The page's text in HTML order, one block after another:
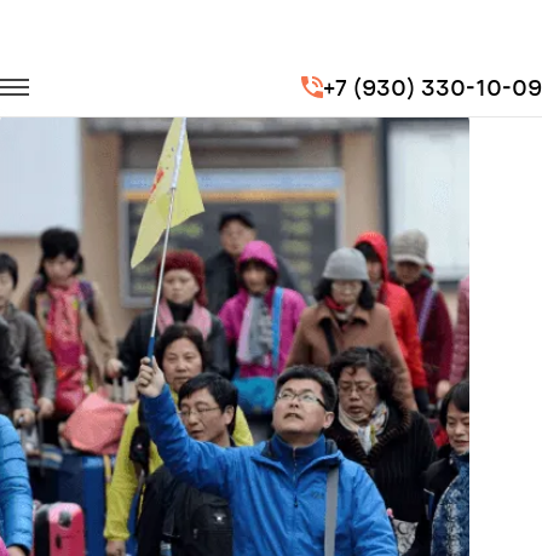
+7 (930) 330-10-09
Городские перевозки
Экскурсии (гостей из Китая)